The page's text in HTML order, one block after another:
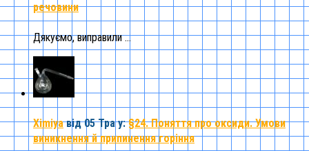
речовини
Дякуємо, виправили ...
Ximiya від 05 Трау:§24. Поняття про оксиди. Умови
виникнення й припинення горіння